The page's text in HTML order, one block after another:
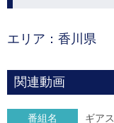
エリア：香川県
関連動画
番組名 ギア